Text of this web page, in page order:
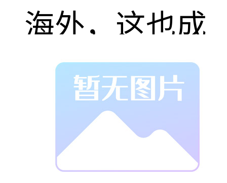
海外，这也成
为其产业发展
的一个重要支
撑点。